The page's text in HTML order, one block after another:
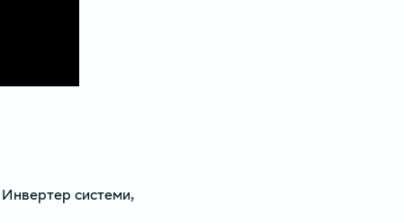
Инвертер системи,